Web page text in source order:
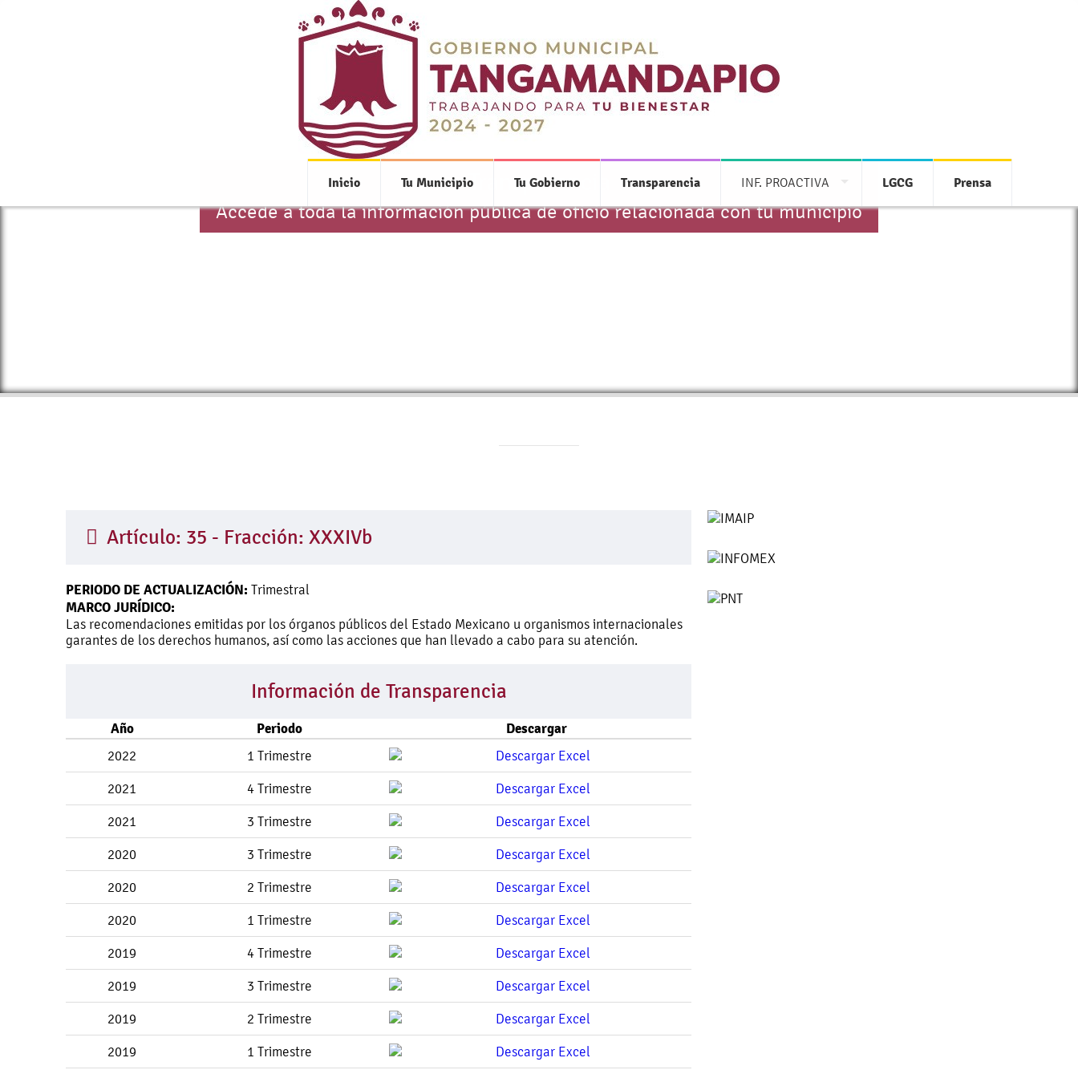
Inicio Tu Municipio Tu Gobierno Transparencia INF. PROACTIVA LGCG Prensa
Transparencia
Accede a toda la información pública de oficio relacionada con tu municipio
Artículo: 35 - Fracción: XXXIVb
PERIODO DE ACTUALIZACIÓN: Trimestral
MARCO JURÍDICO:
Las recomendaciones emitidas por los órganos públicos del Estado Mexicano u organismos internacionales
garantes de los derechos humanos, así como las acciones que han llevado a cabo para su atención.
Información de Transparencia
Año Periodo Descargar
2022 1 Trimestre
2021 4 Trimestre
2021 3 Trimestre
2020 3 Trimestre
2020 2 Trimestre
2020 1 Trimestre
2019 4 Trimestre
2019 3 Trimestre
2019 2 Trimestre
2019 1 Trimestre